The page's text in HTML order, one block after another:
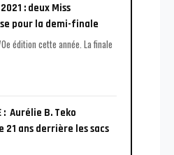
: deux Miss
pour la demi-finale
édition cette année. La finale
: Aurélie B. Teko
21 ans derrière les sacs